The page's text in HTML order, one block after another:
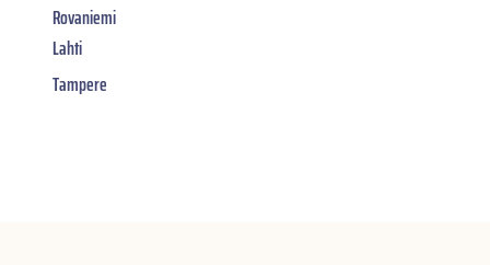
Rovaniemi
Lahti
Tampere